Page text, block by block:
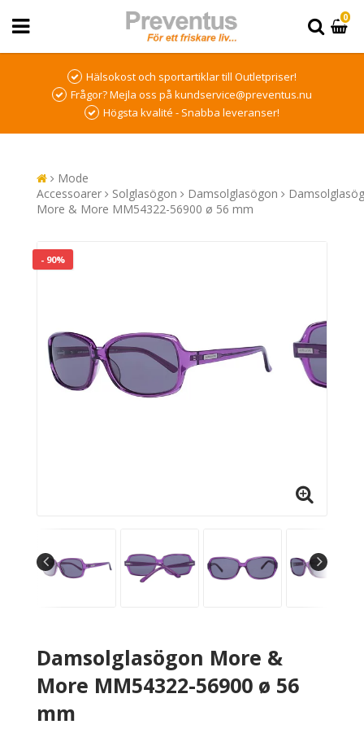
0
Hälsokost och sportartiklar till Outletpriser!
Frågor? Mejla oss på kundservice@preventus.nu
Högsta kvalité - Snabba leveranser!
Mode
Accessoarer
Solglasögon Damsolglasögon
More & More MM54322-56900 ø 56 mm
- 90%
Damsolglasögon More &
More MM54322-56900 ø 56
mm